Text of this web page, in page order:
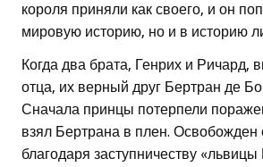
короля приняли как своего, и он
мировую историю, но и в историю
Когда два брата, Генрих и Ричард,
отца, их верный друг Бертран де
Сначала принцы потерпели
взял Бертрана в плен.
благодаря заступничеству